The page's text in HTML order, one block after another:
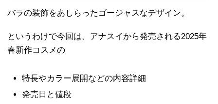
バラの装飾をあしらったゴージャスなデザイン。
というわけで今回は、アナスイから発売される2025年
春新作コスメの
特長やカラー展開などの内容詳細
発売日と値段